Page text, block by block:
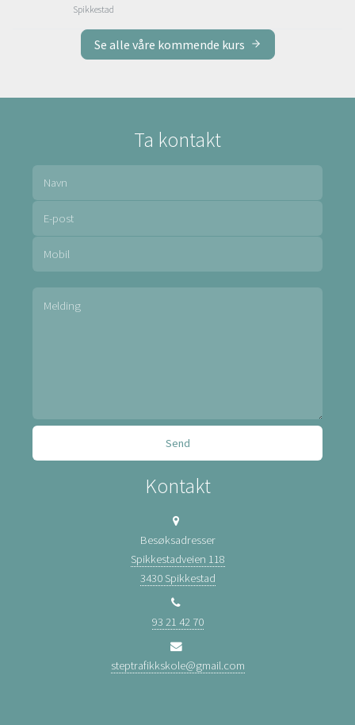
Spikkestad
Se alle våre kommende kurs
Ta kontakt
Kontakt
Besøksadresser
Spikkestadveien 118
3430 Spikkestad
93 21 42 70
steptrafikkskole@gmail.com